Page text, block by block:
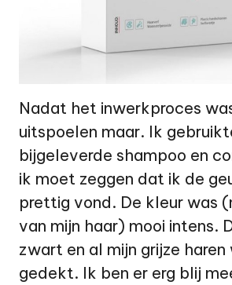
Nadat het inwerkproces
uitspoelen maar. Ik
bijgeleverde shampoo en
ik moet zeggen dat ik de
prettig vond. De kleur was
van mijn haar) mooi intens.
zwart en al mijn grijze haren
gedekt. Ik ben er erg blij